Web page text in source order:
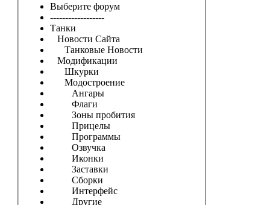
Выберите форум
------------------
Танки
Новости Сайта
Танковые Новости
Модификации
Шкурки
Модостроение
Ангары
Флаги
Зоны пробития
Прицелы
Программы
Озвучка
Иконки
Заставки
Сборки
Интерфейс
Другие